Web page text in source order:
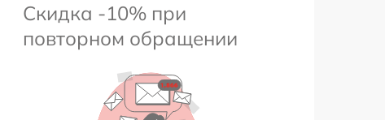
Скидка -10% при
повторном обращении